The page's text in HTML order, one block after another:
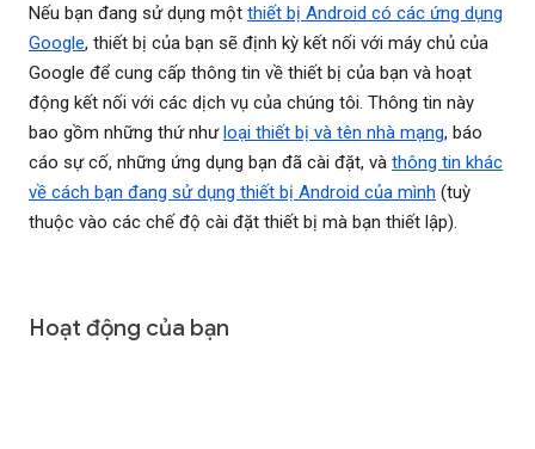
Nếu bạn đang sử dụng một thiết bị Android có các ứng dụng
Google, thiết bị của bạn sẽ định kỳ kết nối với máy chủ của
Google để cung cấp thông tin về thiết bị của bạn và hoạt
động kết nối với các dịch vụ của chúng tôi. Thông tin này
bao gồm những thứ nhưloại thiết bị và tên nhà mạng, báo
cáo sự cố, những ứng dụng bạn đã cài đặt, và thông tin khác
về cách bạn đang sử dụng thiết bị Android của mình (tuỳ
thuộc vào các chế độ cài đặt thiết bị mà bạn thiết lập).
Hoạt động của bạn